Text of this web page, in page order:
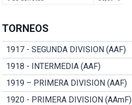
TORNEOS
1917 - SEGUNDA DIVISION (AAF)
1918 - INTERMEDIA (AAF)
1919 – PRIMERA DIVISION (AAF)
1920 - PRIMERA DIVISION (AAmF)